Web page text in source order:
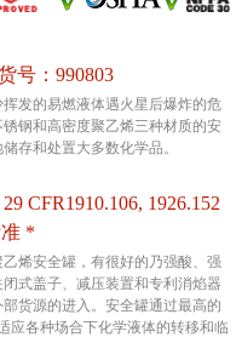
号：990803
发的易燃液体遇火星后爆炸的危
钢和高密度聚乙烯三种材质的安
存和处置大多数化学品。
CFR1910.106, 1926.152
*
烯安全罐，有很好的乃强酸、强
式盖子、减压装置和专利消焰器
货源的进入。安全罐通过最高的
应各种场合下化学液体的转移和临